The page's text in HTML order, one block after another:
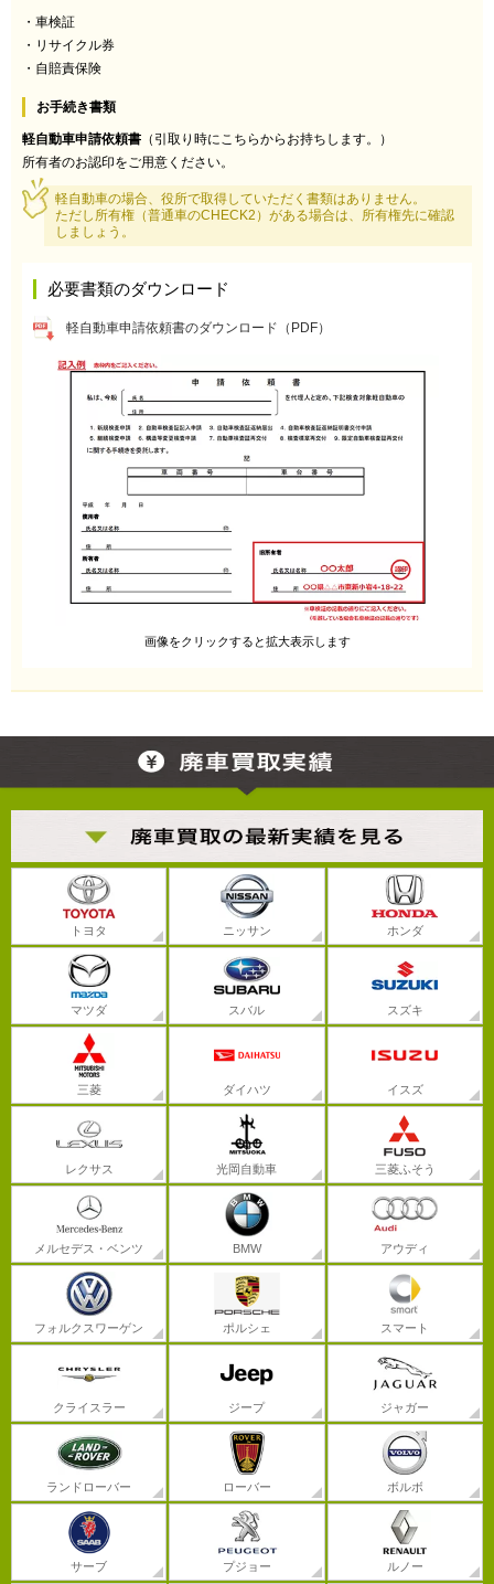
・車検証
・リサイクル券
・自賠責保険
お手続き書類
軽自動車申請依頼書 （引取り時にこちらからお持ちします。）
所有者のお認印をご用意ください。
軽自動車の場合、役所で取得していただく書類はありません。
ただし所有権（普通車のCHECK2）がある場合は、所有権先に確認
しましょう。
必要書類のダウンロード
軽自動車申請依頼書のダウンロード（PDF）
画像をクリックすると拡大表示します
トヨタ ニッサン ホンダ
マツダ スバル スズキ
三菱 ダイハツ イスズ
レクサス 光岡自動車 三菱ふそう
メルセデス・ベンツ BMW アウディ
フォルクスワーゲン ポルシェ スマート
クライスラー ジープ ジャガー
ランドローバー ローバー ボルボ
サーブ プジョー ルノー